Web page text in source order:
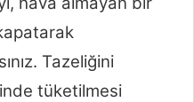
Tazeliğini
tüketilmesi